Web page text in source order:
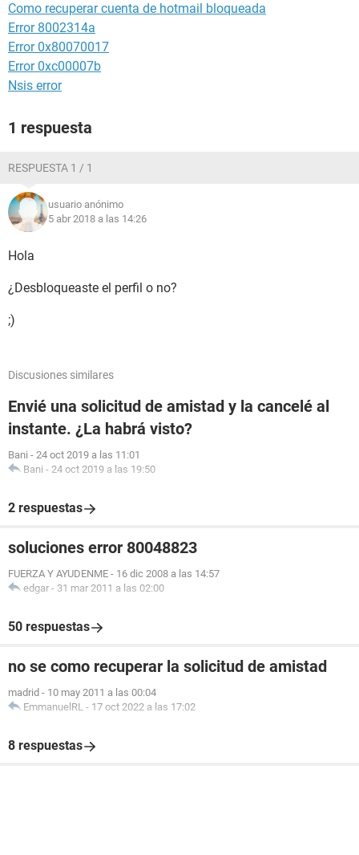
Como recuperar cuenta de hotmail bloqueada
Error 8002314a
Error 0x80070017
Error 0xc00007b
Nsis error
1 respuesta
RESPUESTA 1 / 1
usuario anónimo
5 abr 2018 a las 14:26
Hola
¿Desbloqueaste el perfil o no?
;)
Discusiones similares
Envié una solicitud de amistad y la cancelé al
instante. ¿La habrá visto?
Bani - 24 oct 2019 a las 11:01
Bani - 24 oct 2019 a las 19:50
2 respuestas
soluciones error 80048823
FUERZA Y AYUDENME - 16 dic 2008 a las 14:57
edgar - 31 mar 2011 a las 02:00
50 respuestas
no se como recuperar la solicitud de amistad
madrid - 10 may 2011 a las 00:04
EmmanuelRL - 17 oct 2022 a las 17:02
8 respuestas